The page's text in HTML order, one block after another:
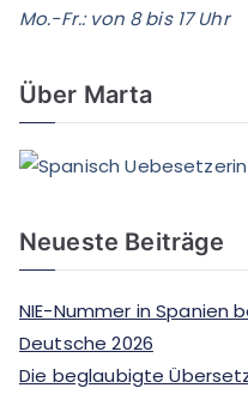
Mo.-Fr.: von 8 bis 17 Uhr
Über Marta
Neueste Beiträge
NIE-Nummer in Spanien
Deutsche 2026
Die beglaubigte